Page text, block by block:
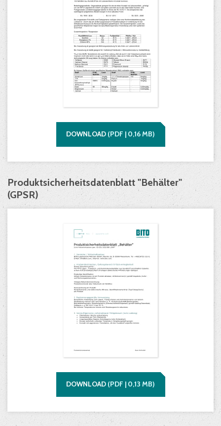
DOWNLOAD (PDF | 0,16MB)
Produktsicherheitsdatenblatt "Behälter"
(GPSR)
DOWNLOAD (PDF | 0,13 MB)